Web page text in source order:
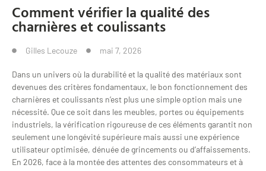
Comment vérifier la qualité des
charnières et coulissants
Gilles Lecouze mai 7, 2026
Dans un univers où la durabilité et la qualité des matériaux sont
devenues des critères fondamentaux, le bon fonctionnement des
charnières et coulissants n’est plus une simple option mais une
nécessité. Que ce soit dans les meubles, portes ou équipements
industriels, la vérification rigoureuse de ces éléments garantit non
seulement une longévité supérieure mais aussi une expérience
utilisateur optimisée, dénuée de grincements ou d’affaissements.
En 2026, face à la montée des attentes des consommateurs et à